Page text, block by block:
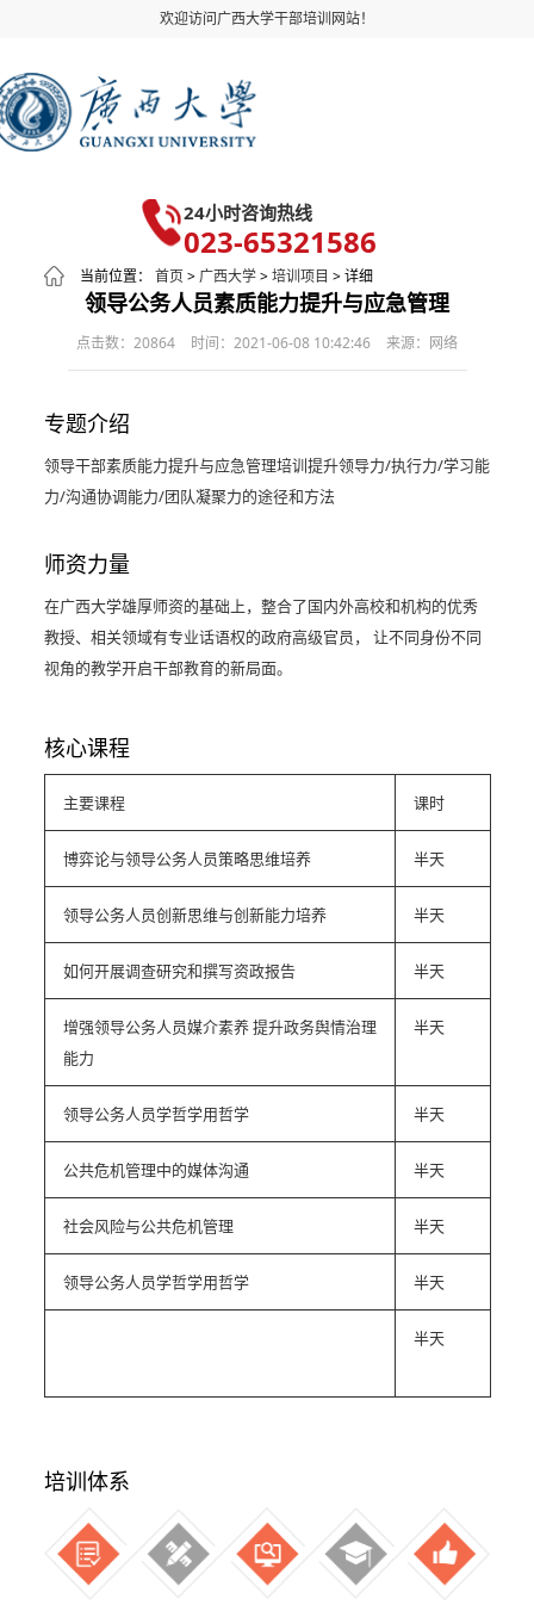
欢迎访问广西大学干部培训网站！
24小时咨询热线
023-65321586
当前位置： 首页>广西大学>培训项目 > 详细
领导公务人员素质能力提升与应急管理
点击数：20864 时间：2021-06-08 10:42:46 来源：网络
专题介绍
领导干部素质能力提升与应急管理培训提升领导力/执行力/学习能
力/沟通协调能力/团队凝聚力的途径和方法
师资力量
在广西大学雄厚师资的基础上，整合了国内外高校和机构的优秀
教授、相关领域有专业话语权的政府高级官员， 让不同身份不同
视角的教学开启干部教育的新局面。
核心课程
主要课程 课时
博弈论与领导公务人员策略思维培养 半天
领导公务人员创新思维与创新能力培养 半天
如何开展调查研究和撰写资政报告 半天
增强领导公务人员媒介素养 提升政务舆情治理
能力
半天
领导公务人员学哲学用哲学 半天
公共危机管理中的媒体沟通 半天
社会风险与公共危机管理 半天
领导公务人员学哲学用哲学 半天
半天
培训体系